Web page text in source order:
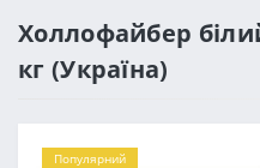
Холлофайбер
кг (Україна)
Популярний